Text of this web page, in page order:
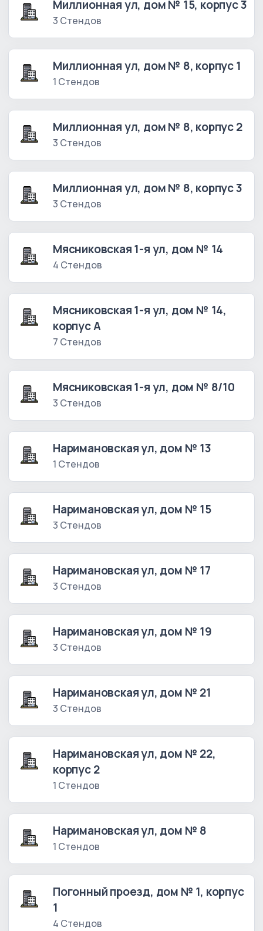
Миллионная ул, дом № 15, корпус 3
3 Стендов
Миллионная ул, дом № 8, корпус 1
1 Стендов
Миллионная ул, дом № 8, корпус 2
3 Стендов
Миллионная ул, дом № 8, корпус 3
3 Стендов
Мясниковская 1-я ул, дом № 14
4 Стендов
Мясниковская 1-я ул, дом № 14,
корпус А
7 Стендов
Мясниковская 1-я ул, дом № 8/10
3 Стендов
Наримановская ул, дом № 13
1 Стендов
Наримановская ул, дом № 15
3 Стендов
Наримановская ул, дом № 17
3 Стендов
Наримановская ул, дом № 19
3 Стендов
Наримановская ул, дом № 21
3 Стендов
Наримановская ул, дом № 22,
корпус 2
1 Стендов
Наримановская ул, дом № 8
1 Стендов
Погонный проезд, дом № 1, корпус
1
4 Стендов